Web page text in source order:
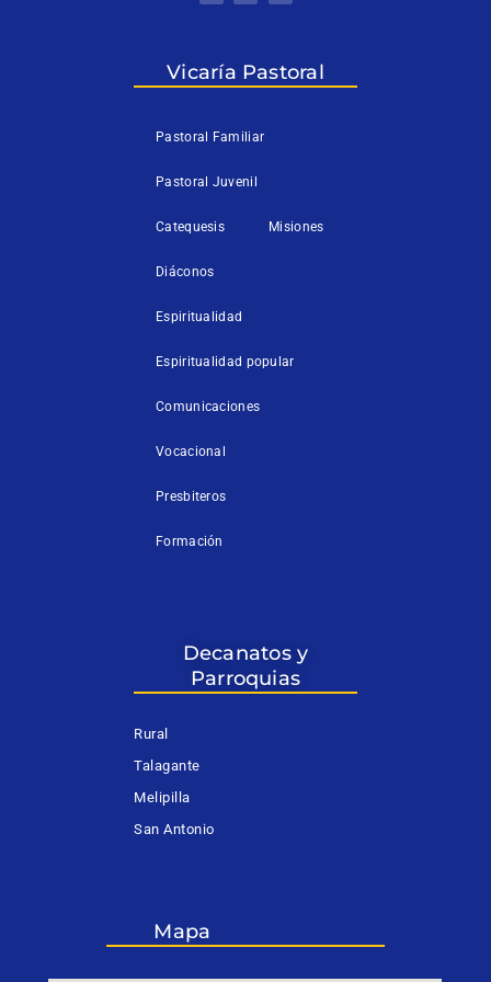
i
c
-
f
u
Vicaría Pastoral
Pastoral Familiar
Pastoral Juvenil
Catequesis Misiones
Diáconos
Espiritualidad
Espiritualidad popular
Comunicaciones
Vocacional
Presbiteros
Formación
Decanatos y
Parroquias
Rural
Talagante
Melipilla
San Antonio
Mapa